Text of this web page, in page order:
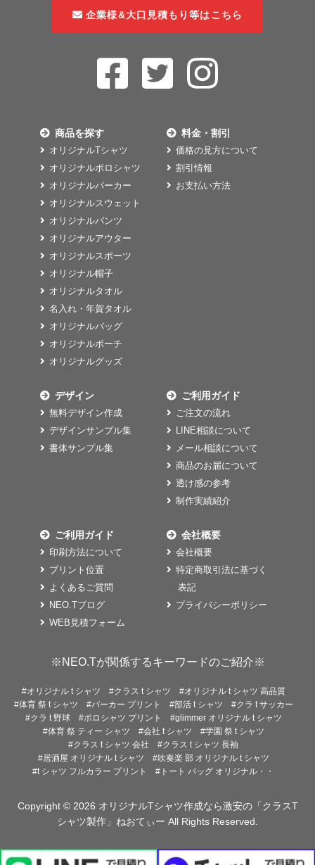
企業様&大口見積もり等はこちら
商品を探す
オリジナルTシャツ
オリジナルポロシャツ
オリジナルパーカー
オリジナルスウェット
オリジナルパンツ
オリジナルアウター
オリジナルスポーツ
オリジナル帽子
オリジナルタオル
名入れ・年賀タオル
オリジナルバッグ
オリジナルポーチ
オリジナルグッズ
料金・割引
価格の見方について
割引情報
お支払い方法
デザイン
無料デザイン作成
デザインサンプル集
書体サンプル集
ご利用ガイド
ご注文の流れ
LINE相談について
メール相談について
商品のお届について
透け感の参考
制作実績紹介
ご利用ガイド
印刷方法について
プリント位置
よくあるご質問
NEO.Tブログ
WEB見積フォーム
会社概要
会社概要
特定商取引法に基づく
表記
プライバシーポリシー
※NEO.Tが関係するキーワードのご紹介※
#オリジナル t シャツ #クラス t シャツ
#オリジナル t シャツ 高品質
#体育 祭 t シャツ
#パーカー プリント #部活 t シャツ
#クラ t サッカー
#クラ t 野球
#ポロシャツ プリント
#glimmer オリジナル t シャツ
#体育 祭 ティー シャツ
#会社 t シャツ
#学園 祭 t シャツ
#クラス t シャツ 会社
#クラス t シャツ 長袖
#居酒屋 オリジナル t シャツ
#吹奏楽 部 オリジナル t シャツ
#t シャツ フルカラー プリント
#トート バッグ オリジナル・・
Copyright © 2026 オリジナルTシャツ作成なら激安の「クラスT
シャツ製作」ねおてぃー All Rights Reserved.